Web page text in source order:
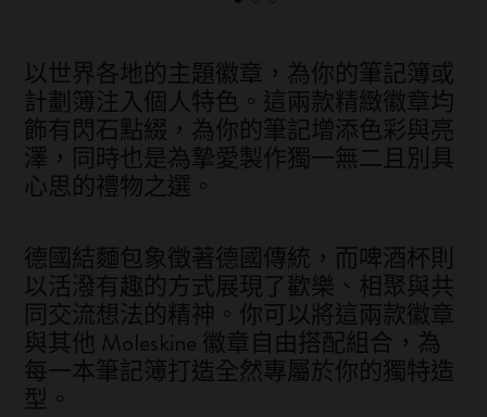
以世界各地的主題徽章，為你的筆記簿或
計劃簿注入個人特色。這兩款精緻徽章均
飾有閃石點綴，為你的筆記增添色彩與亮
澤，同時也是為摯愛製作獨一無二且別具
心思的禮物之選。
德國結麵包象徵著德國傳統，而啤酒杯則
以活潑有趣的方式展現了歡樂、相聚與共
同交流想法的精神。你可以將這兩款徽章
與其他 Moleskine 徽章自由搭配組合，為
每一本筆記簿打造全然專屬於你的獨特造
型。